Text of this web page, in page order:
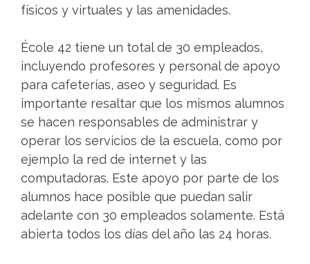
físicos y virtuales y las amenidades.
École 42 tiene un total de 30 empleados,
incluyendo profesores y personal de apoyo
para cafeterías, aseo y seguridad. Es
importante resaltar que los mismos alumnos
se hacen responsables de administrar y
operar los servicios de la escuela, como por
ejemplo la red de internet y las
computadoras. Este apoyo por parte de los
alumnos hace posible que puedan salir
adelante con 30 empleados solamente. Está
abierta todos los días del año las 24 horas.